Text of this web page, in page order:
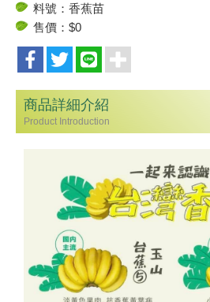
料號：香蕉苗
售價：$0
商品詳細介紹
Product Introduction